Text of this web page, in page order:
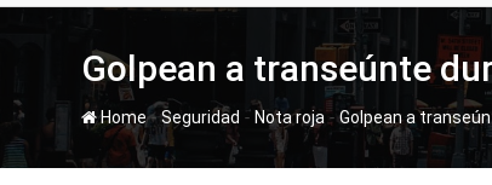
Golpean a transeúnte
Home- Seguridad - Nota roja-Golpean a